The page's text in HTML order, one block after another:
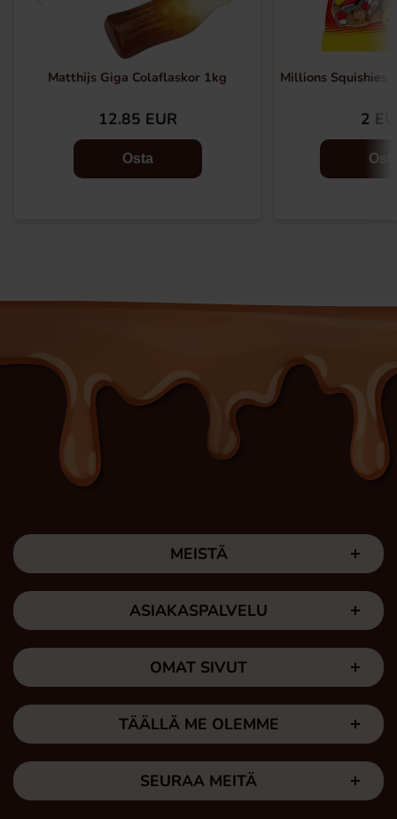
Matthijs Giga Colaflaskor 1kg
12.85 EUR
Osta
Millions Squishies
2
MEISTÄ
ASIAKASPALVELU
OMAT SIVUT
TÄÄLLÄ ME OLEMME
SEURAA MEITÄ